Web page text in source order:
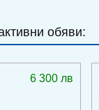
обяви:
6 300 лв